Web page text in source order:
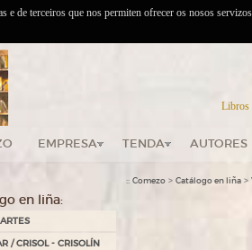
Libros
EMPRESA TENDA AUTORES
en liña:
/ CRISOL - CRISOLÍN
:: Comezo > Catálogo en liña >
e de terceiros que nos permiten ofrecer os nosos